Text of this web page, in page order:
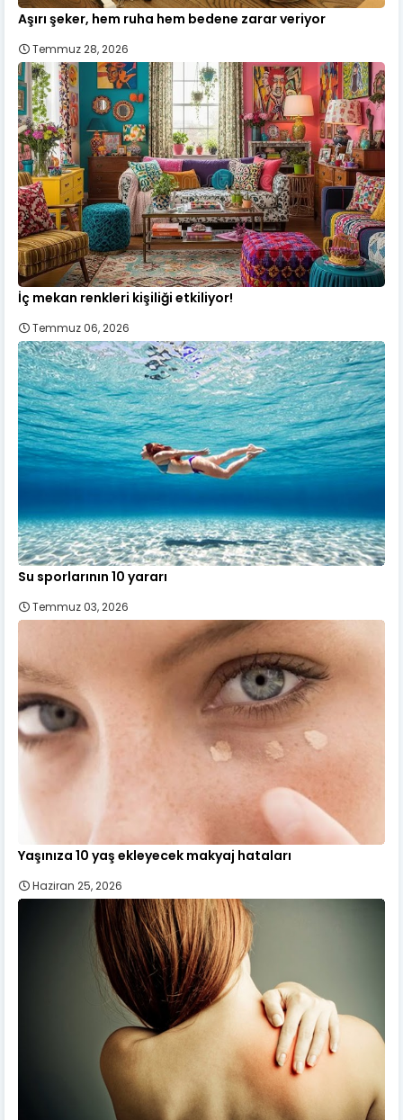
Aşırı şeker, hem ruha hem bedene zarar veriyor
Temmuz 28, 2026
İç mekan renkleri kişiliği etkiliyor!
Temmuz 06, 2026
Su sporlarının 10 yararı
Temmuz 03, 2026
Yaşınıza 10 yaş ekleyecek makyaj hataları
Haziran 25, 2026